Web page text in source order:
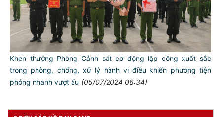
Khen thưởng Phòng Cảnh sát cơ động lập công xuất sắc
trong phòng, chống, xử lý hành vi điều khiển phương tiện
phóng nhanh vượt ẩu (05/07/2024 06:34)
Đối với tự mình, phải
CẦN, KIỆM, LIÊM, CHÍNH
Đối với đồng sự, phải
THÂN ÁI GIÚP ĐỠ
Đối với chính phủ, phải
TUYỆT ĐỐI TRUNG THÀNH
Đối với nhân dân, phải